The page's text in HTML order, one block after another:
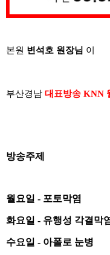
본원 변석호 원장님 이
부산경남 대표방송 KNN
방송주제
월요일 - 포토막염
화요일 - 유행성 각결막
수요일 - 아폴로 눈병